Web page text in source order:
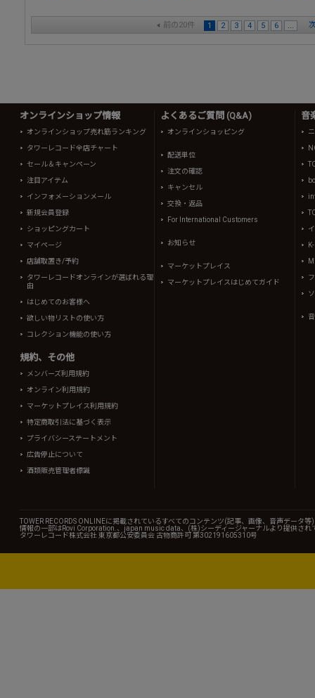
前の20件 1 2 3 4 5 6 ...
オンラインショップ情報
オンラインショップ売れ筋ランキング
タワーレコード全店チャート
セール＆キャンペーン
注目アイテム
インフォメーションメール
新規会員登録
ショッピングカート
マイページ
店舗取置き/予約
タワーレコードオンラインが選ばれる理
由
はじめてのお客様へ
欲しい物リストの使い方
コレクション機能の使い方
規約、その他
メンバーズ利用規約
オンライン利用規約
マーケットプレイス利用規約
特定商取引法に基づく表示
プライバシーステートメント
広告停止について
酒類販売管理者標識
よくあるご質問 (Q&A)
オンラインショッピング
配送単位
注文の確認
キャンセル
交換・返品
For International Customers
お知らせ
マーケットプレイス
マーケットプレイスはじめてガイド
音
TOWER RECORDS ONLINEに掲載されているすべてのコンテンツ(記事、画像、音声データ
情報の一部はRovi Corporation.、japan music data、(株)シーディージャーナルより提供され
タワーレコード株式会社 東京都公安委員会 古物商許可 第302191605310号